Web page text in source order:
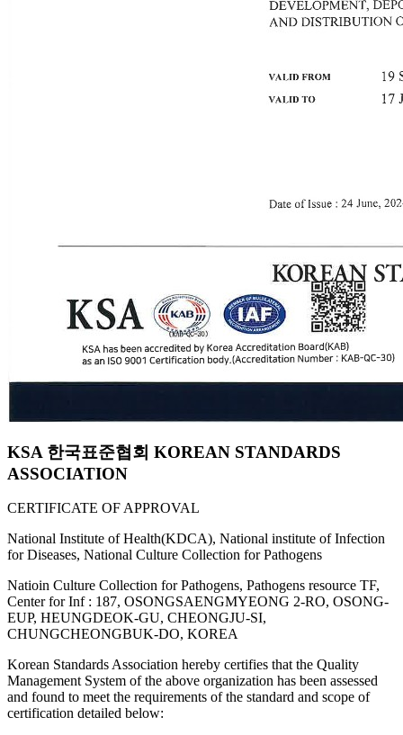
KSA 한국표준협회 KOREAN STANDARDS
ASSOCIATION
CERTIFICATE OF APPROVAL
National Institute of Health(KDCA), National institute of Infection
for Diseases, National Culture Collection for Pathogens
Natioin Culture Collection for Pathogens, Pathogens resource TF,
Center for Inf : 187, OSONGSAENGMYEONG 2-RO, OSONG-
EUP, HEUNGDEOK-GU, CHEONGJU-SI,
CHUNGCHEONGBUK-DO, KOREA
Korean Standards Association hereby certifies that the Quality
Management System of the above organization has been assessed
and found to meet the requirements of the standard and scope of
certification detailed below: